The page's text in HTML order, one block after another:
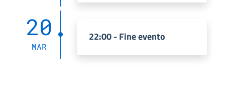
20
MAR
22:00 - Fine evento